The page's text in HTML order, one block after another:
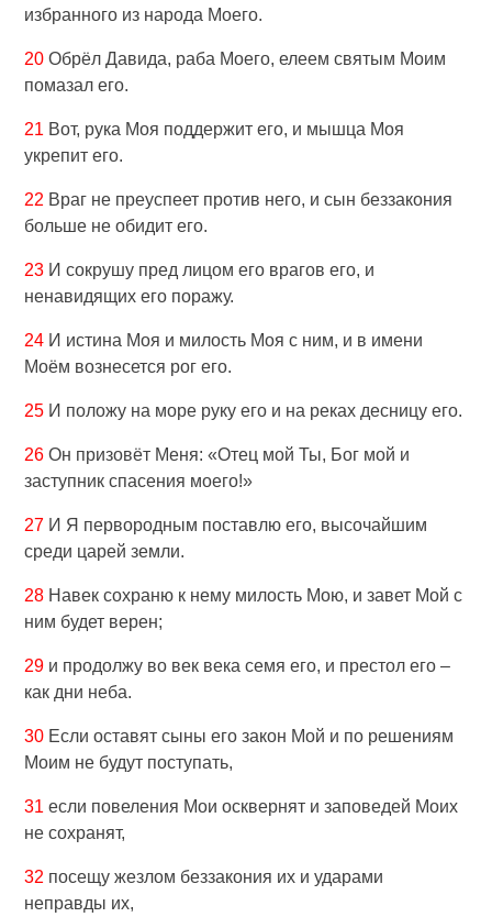
избранного из народа Моего.
20 Обрёл Давида, раба Моего, елеем святым Моим
помазал его.
21 Вот, рука Моя поддержит его, и мышца Моя
укрепит его.
22 Враг не преуспеет против него, и сын беззакония
больше не обидит его.
23 И сокрушу пред лицом его врагов его, и
ненавидящих его поражу.
24 И истина Моя и милость Моя с ним, и в имени
Моём вознесется рог его.
25 И положу на море руку его и на реках десницу его.
26 Он призовёт Меня: «Отец мой Ты, Бог мой и
заступник спасения моего!»
27 И Я первородным поставлю его, высочайшим
среди царей земли.
28 Навек сохраню к нему милость Мою, и завет Мой с
ним будет верен;
29 и продолжу во век века семя его, и престол его –
как дни неба.
30 Если оставят сыны его закон Мой и по решениям
Моим не будут поступать,
31 если повеления Мои осквернят и заповедей Моих
не сохранят,
32 посещу жезлом беззакония их и ударами
неправды их,